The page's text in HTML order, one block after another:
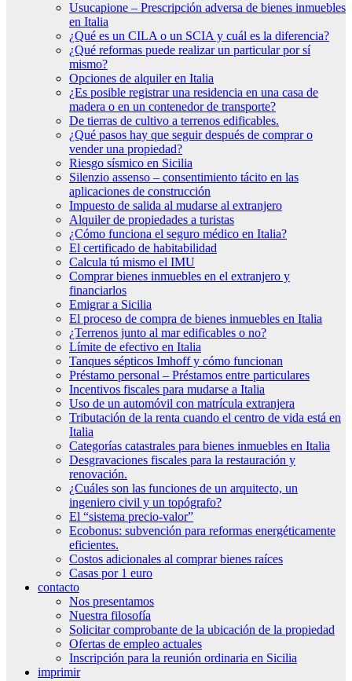
Usucapione – Prescripción adversa de bienes inmuebles
en Italia
¿Qué es un CILA o un SCIA y cuál es la diferencia?
¿Qué reformas puede realizar un particular por sí
mismo?
Opciones de alquiler en Italia
¿Es posible registrar una residencia en una casa de
madera o en un contenedor de transporte?
De tierras de cultivo a terrenos edificables.
¿Qué pasos hay que seguir después de comprar o
vender una propiedad?
Riesgo sísmico en Sicilia
Silenzio assenso – consentimiento tácito en las
aplicaciones de construcción
Impuesto de salida al mudarse al extranjero
Alquiler de propiedades a turistas
¿Cómo funciona el seguro médico en Italia?
El certificado de habitabilidad
Calcula tú mismo el IMU
Comprar bienes inmuebles en el extranjero y
financiarlos
Emigrar a Sicilia
El proceso de compra de bienes inmuebles en Italia
¿Terrenos junto al mar edificables o no?
Límite de efectivo en Italia
Tanques sépticos Imhoff y cómo funcionan
Préstamo personal – Préstamos entre particulares
Incentivos fiscales para mudarse a Italia
Uso de un automóvil con matrícula extranjera
Tributación de la renta cuando el centro de vida está en
Italia
Categorías catastrales para bienes inmuebles en Italia
Desgravaciones fiscales para la restauración y
renovación.
¿Cuáles son las funciones de un arquitecto, un
ingeniero civil y un topógrafo?
El “sistema precio-valor”
Ecobonus: subvención para reformas energéticamente
eficientes.
Costos adicionales al comprar bienes raíces
Casas por 1 euro
contacto
Nos presentamos
Nuestra filosofía
Solicitar comprobante de la ubicación de la propiedad
Ofertas de empleo actuales
Inscripción para la reunión ordinaria en Sicilia
imprimir